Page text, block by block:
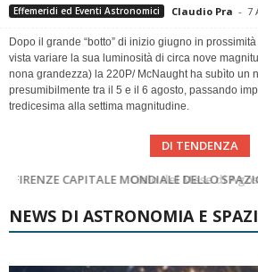
Effemeridi ed Eventi Astronomici Claudio Pra - 7
Dopo il grande “botto” di inizio giugno in
vista variare la sua luminosità di circa nove
nona grandezza) la 220P/ McNaught ha subìto un
presumibilmente tra il 5 e il 6 agosto, passando
tredicesima alla settima magnitudine.
DI TENDENZA
Cielo del Mese di Agosto
SUPERNOVAE aggiornamenti del
NEWS DI ASTRONOMIA E